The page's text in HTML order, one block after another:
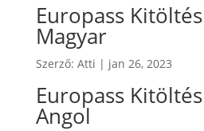
Europass
Magyar
Szerző: Atti | jan 26, 2023
Europass
Angol